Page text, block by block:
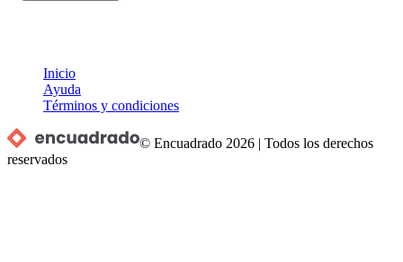
Inicio
Ayuda
Términos y condiciones
© Encuadrado 2026 |Todos los derechos
reservados